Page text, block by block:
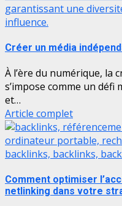
Créer un média
À l’ère du numérique, la
s’impose comme un
et…
Article complet
Comment optimiser
netlinking dans votre